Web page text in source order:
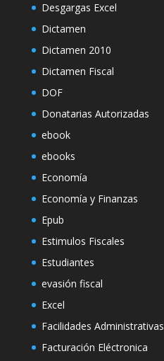
Desgargas Excel
Dictamen
Dictamen 2010
Dictamen Fiscal
DOF
Donatarias Autorizadas
ebook
ebooks
Economía
Economía y Finanzas
Epub
Estimulos Fiscales
Estudiantes
evasión fiscal
Excel
Facilidades Administrativas
Facturación Eléctronica